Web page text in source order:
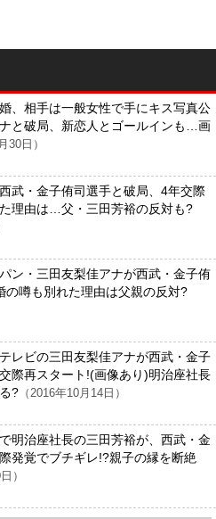
、相手は一般女性で手にキス写真公
と破局、新恋人とゴールインも…画
30日）
武・金子侑司選手と破局、4年交際
理由は…父・三田芳裕の反対も?
ン・三田友梨佳アナが西武・金子侑
の噂も別れた理由は父親の反対?
レビの三田友梨佳アナが西武・金子
際再スタート!(画像あり)明治座社長
? （2016年10月14日）
明治座社長の三田芳裕が、西武・金
発覚でブチギレ!?親子の縁を断絶
）